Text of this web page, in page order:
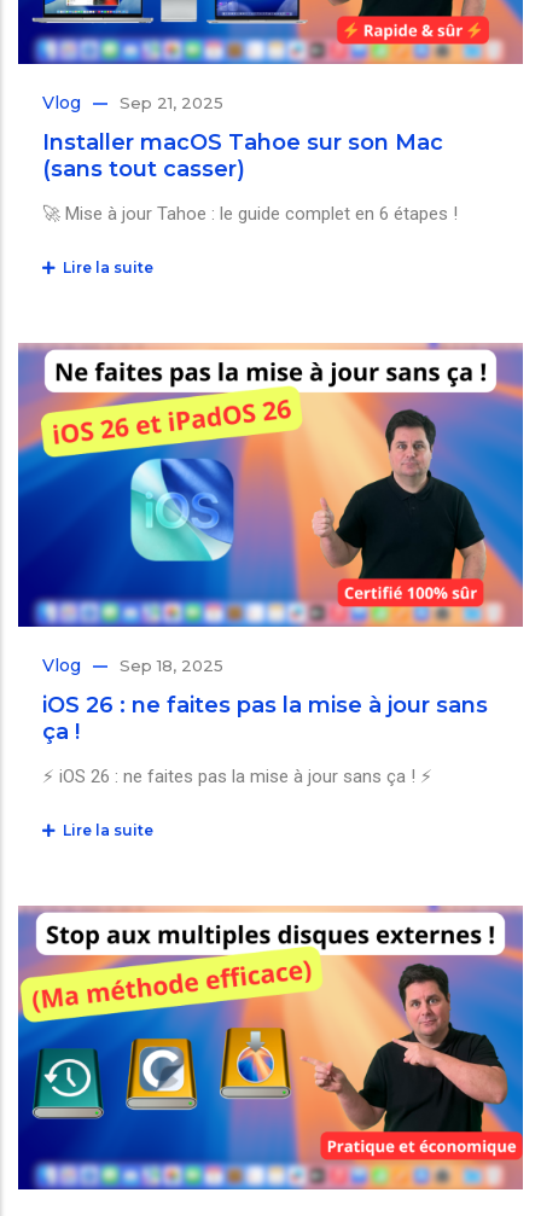
Vlog Sep 21, 2025
Installer macOS Tahoe sur son Mac
(sans tout casser)
🚀 Mise à jour Tahoe : le guide complet en 6 étapes !
Lire la suite
Vlog Sep 18, 2025
iOS 26 : ne faites pas la mise à jour sans
ça !
⚡️ iOS 26 : ne faites pas la mise à jour sans ça ! ⚡️
Lire la suite